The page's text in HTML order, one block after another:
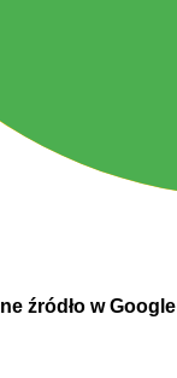
źródło w Google